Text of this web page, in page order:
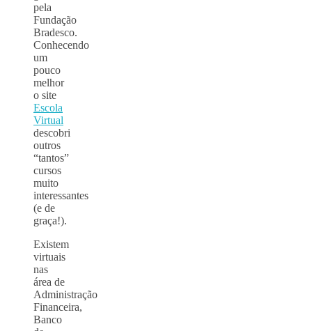
pela
Fundação
Bradesco.
Conhecendo
um
pouco
melhor
o site
Escola
Virtual
descobri
outros
“tantos”
cursos
muito
interessantes
(e de
graça!).
Existem
virtuais
nas
área de
Administração
Financeira,
Banco